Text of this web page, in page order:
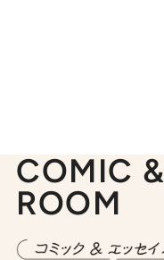
COMIC
ROOM